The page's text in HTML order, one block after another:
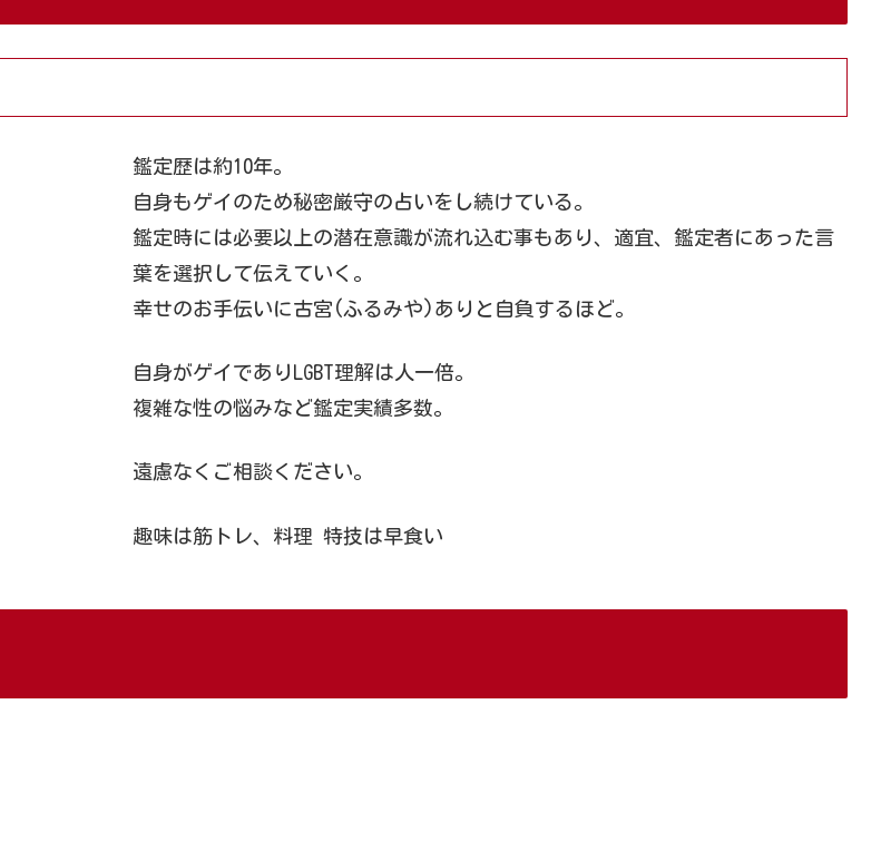
鑑定歴は約10年。
自身もゲイのため秘密厳守の占いをし続けている。
鑑定時には必要以上の潜在意識が流れ込む事もあり、適宜、鑑定者にあった言
葉を選択して伝えていく。
幸せのお手伝いに古宮(ふるみや)ありと自負するほど。
自身がゲイでありLGBT理解は人一倍。
複雑な性の悩みなど鑑定実績多数。
遠慮なくご相談ください。
趣味は筋トレ、料理 特技は早食い